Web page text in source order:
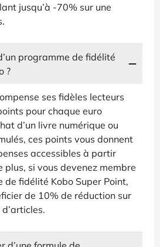
jusqu’à -70% sur une
programme de fidélité
?
ses fidèles lecteurs
pour chaque euro
d’un livre numérique ou
ces points vous donnent
accessibles à partir
plus, si vous devenez membre
de fidélité Kobo Super Point,
de 10% de réduction sur